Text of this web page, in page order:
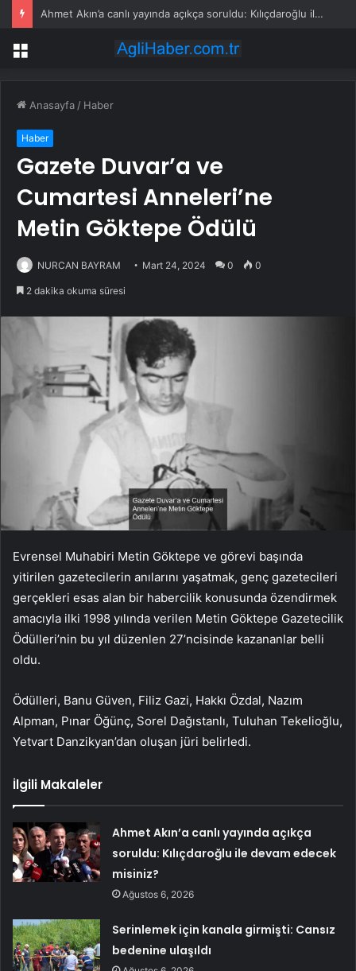
Ahmet Akın’a canlı yayında açıkça soruldu: Kılıçdaroğlu ile devam edecek misiniz?
Menü
Anasayfa / Haber
Haber
Gazete Duvar’a ve
Cumartesi Anneleri’ne
Metin Göktepe Ödülü
NURCAN BAYRAM Mart 24, 2024 0 0
2 dakika okuma süresi
Evrensel Muhabiri Metin Göktepe ve görevi başında
yitirilen gazetecilerin anılarını yaşatmak, genç gazetecileri
gerçekleri esas alan bir habercilik konusunda özendirmek
amacıyla ilki 1998 yılında verilen Metin Göktepe Gazetecilik
Ödülleri’nin bu yıl düzenlen 27’ncisinde kazananlar belli
oldu.
Ödülleri, Banu Güven, Filiz Gazi, Hakkı Özdal, Nazım
Alpman, Pınar Öğünç, Sorel Dağıstanlı, Tuluhan Tekelioğlu,
Yetvart Danzikyan’dan oluşan jüri belirledi.
İlgili Makaleler
Ahmet Akın’a canlı yayında açıkça
soruldu: Kılıçdaroğlu ile devam edecek
misiniz?
Ağustos 6, 2026
Serinlemek için kanala girmişti: Cansız
bedenine ulaşıldı